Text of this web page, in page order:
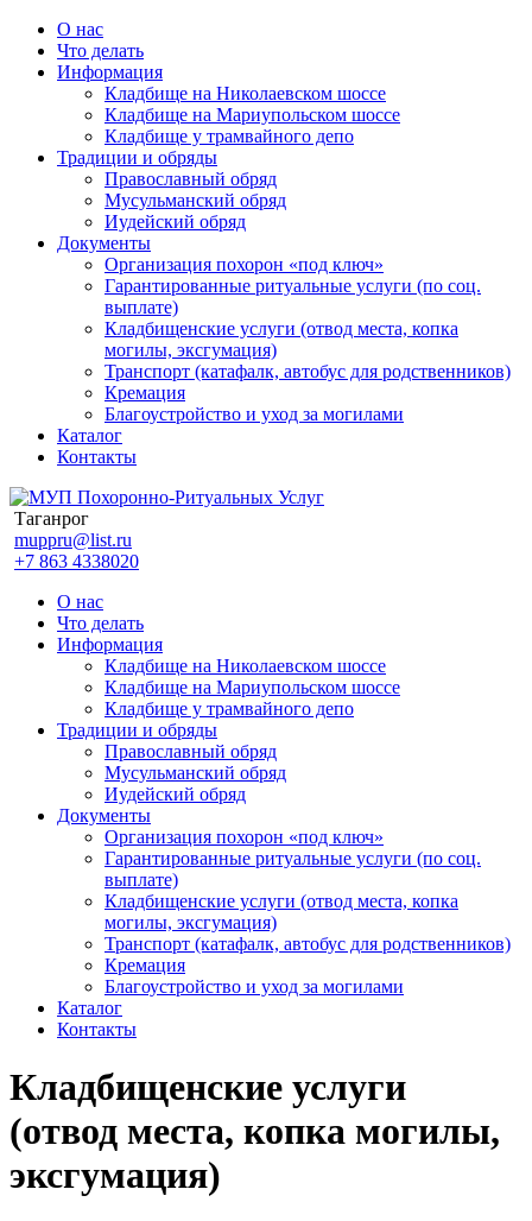
О нас
Что делать
Информация
Кладбище на Николаевском шоссе
Кладбище на Мариупольском шоссе
Кладбище у трамвайного депо
Традиции и обряды
Православный обряд
Мусульманский обряд
Иудейский обряд
Документы
Организация похорон «под ключ»
Гарантированные ритуальные услуги (по соц.
выплате)
Кладбищенские услуги (отвод места, копка
могилы, эксгумация)
Транспорт (катафалк, автобус для родственников)
Кремация
Благоустройство и уход за могилами
Каталог
Контакты
Таганрог
muppru@list.ru
+7 863 4338020
О нас
Что делать
Информация
Кладбище на Николаевском шоссе
Кладбище на Мариупольском шоссе
Кладбище у трамвайного депо
Традиции и обряды
Православный обряд
Мусульманский обряд
Иудейский обряд
Документы
Организация похорон «под ключ»
Гарантированные ритуальные услуги (по соц.
выплате)
Кладбищенские услуги (отвод места, копка
могилы, эксгумация)
Транспорт (катафалк, автобус для родственников)
Кремация
Благоустройство и уход за могилами
Каталог
Контакты
Кладбищенские услуги
(отвод места, копка могилы,
эксгумация)